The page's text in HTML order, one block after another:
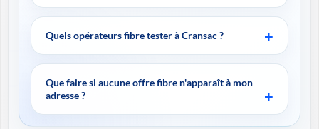
Quels opérateurs fibre tester à Cransac ?
Que faire si aucune offre fibre n'apparaît à mon
adresse ?